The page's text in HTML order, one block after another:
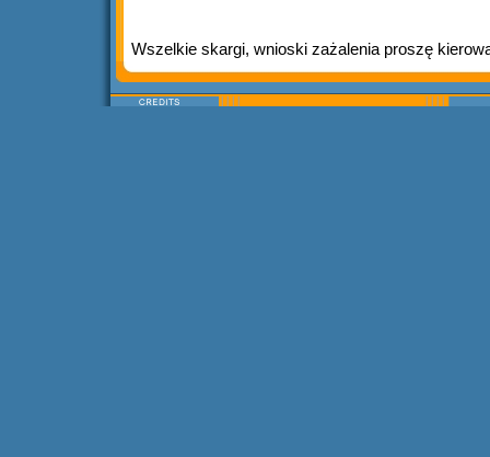
Wszelkie skargi, wnioski zażalenia proszę